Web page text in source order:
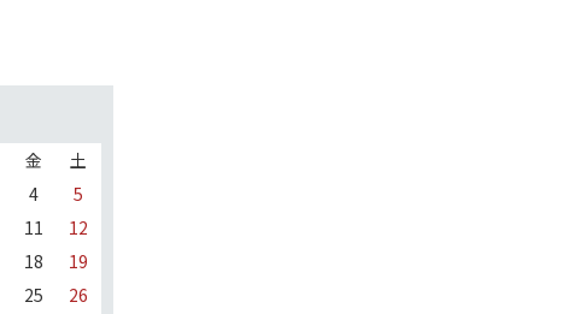
金
土
4
5
11
12
18
19
25
26